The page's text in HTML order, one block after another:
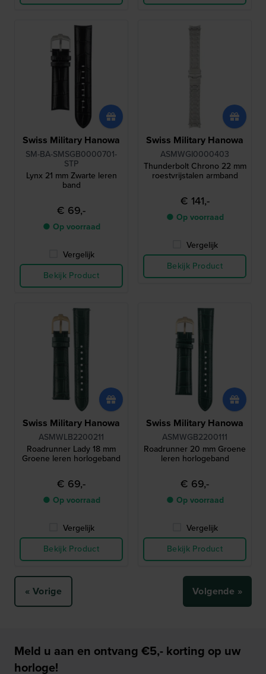
Swiss Military Hanowa
SM-BA-SMSGB0000701-
STP
Lynx 21 mm Zwarte leren
band
€ 69,-
● Op voorraad
Vergelijk
Bekijk Product
Swiss Military Hanowa
ASMWGI0000403
Thunderbolt Chrono 22 mm
roestvrijstalen armband
€ 141,-
● Op voorraad
Vergelijk
Bekijk Product
Swiss Military Hanowa
ASMWLB2200211
Roadrunner Lady 18 mm
Groene leren horlogeband
€ 69,-
● Op voorraad
Vergelijk
Bekijk Product
Swiss Military Hanowa
ASMWGB2200111
Roadrunner 20 mm Groene
leren horlogeband
€ 69,-
● Op voorraad
Vergelijk
Bekijk Product
« Vorige Volgende »
Meld u aan en ontvang €5,- korting op uw
horloge!